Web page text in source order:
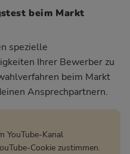
beim Markt
spezielle
Ihrer Bewerber zu
beim Markt
Ansprechpartnern.
YouTube-Kanal
Cookie zustimmen.